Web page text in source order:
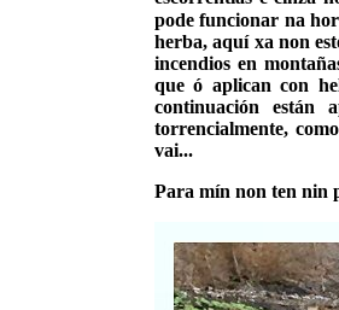
pode funcionar na
herba, aquí xa non
incendios en
que ó aplican con
continuación están
torrencialmente,
vai...
Para mín non ten nin